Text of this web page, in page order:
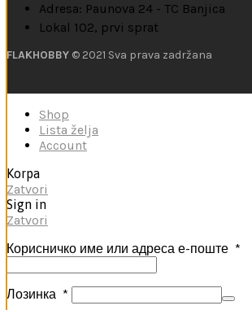
Adresa: Paunova 24 - TC Banjica
Lokal 102, prvi sprat
FLAKHOBBY © 2021 Sva prava zadržana
Shop
Lista želja
Account
Korpa
Zatvori
Sign in
Zatvori
Корисничко име или адреса е-поште *
Лозинка *